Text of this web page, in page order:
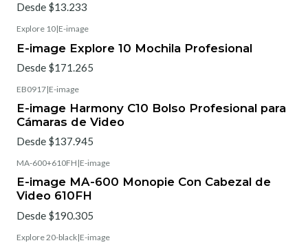
Desde $13.233
Explore 10|E-image
E-image Explore 10 Mochila Profesional
Desde $171.265
EB0917|E-image
E-image Harmony C10 Bolso Profesional para
Cámaras de Video
Desde $137.945
MA-600+610FH |E-image
E-image MA-600 Monopie Con Cabezal de
Video 610FH
Desde $190.305
Explore 20-black|E-image